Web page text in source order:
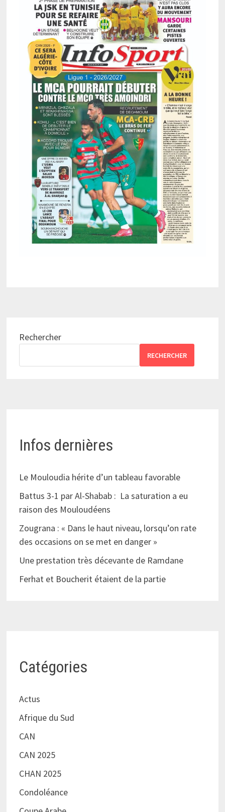
Rechercher
RECHERCHER
Infos dernières
Le Mouloudia hérite d’un tableau favorable
Battus 3-1 par Al-Shabab : La saturation a eu
raison des Mouloudéens
Zougrana : « Dans le haut niveau, lorsqu’on rate
des occasions on se met en danger »
Une prestation très décevante de Ramdane
Ferhat et Boucherit étaient de la partie
Catégories
Actus
Afrique du Sud
CAN
CAN 2025
CHAN 2025
Condoléance